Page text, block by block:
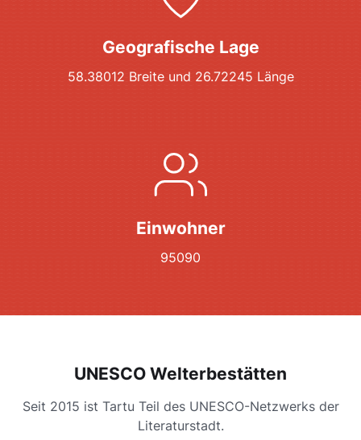
Geografische Lage
58.38012 Breite und 26.72245 Länge
Einwohner
95090
UNESCO Welterbestätten
Seit 2015 ist Tartu Teil des UNESCO-Netzwerks der
Literaturstadt.